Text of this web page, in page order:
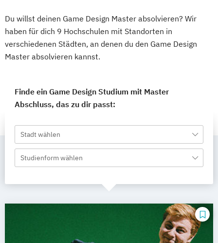
Du willst deinen Game Design Master absolvieren? Wir
haben für dich 9 Hochschulen mit Standorten in
verschiedenen Städten, an denen du den Game Design
Master absolvieren kannst.
Finde ein Game Design Studium mit Master
Abschluss, das zu dir passt:
Stadt wählen
Studienform wählen